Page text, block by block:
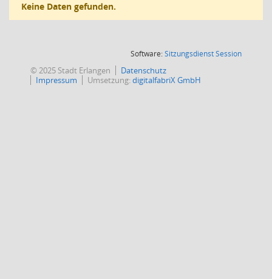
Keine Daten gefunden.
Software:SitzungsdienstSession(Wird in
© 2025 Stadt Erlangen
Datenschutz
Impressum
Umsetzung:digitalfabriX GmbH